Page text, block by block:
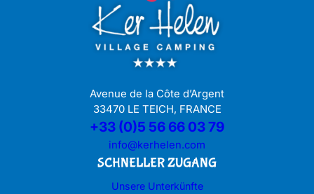
Avenue de la Côte d’Argent
33470 LE TEICH, FRANCE
+33 (0)5 56 66 03 79
info@kerhelen.com
SCHNELLER ZUGANG
Unsere Unterkünfte